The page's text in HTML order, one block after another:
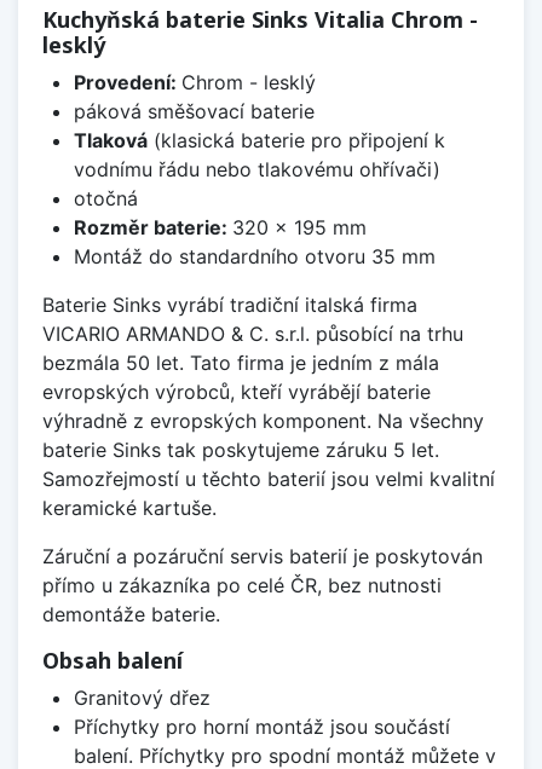
Kuchyňská baterie Sinks Vitalia Chrom -
lesklý
Provedení: Chrom - lesklý
páková směšovací baterie
Tlaková(klasická baterie pro připojení k
vodnímu řádu nebo tlakovému ohřívači)
otočná
Rozměr baterie: 320 x 195 mm
Montáž do standardního otvoru 35 mm
Baterie Sinks vyrábí tradiční italská firma
VICARIO ARMANDO & C. s.r.l. působící na trhu
bezmála 50 let. Tato firma je jedním z mála
evropských výrobců, kteří vyrábějí baterie
výhradně z evropských komponent. Na všechny
baterie Sinks tak poskytujeme záruku 5 let.
Samozřejmostí u těchto baterií jsou velmi kvalitní
keramické kartuše.
Záruční a pozáruční servis baterií je poskytován
přímo u zákazníka po celé ČR, bez nutnosti
demontáže baterie.
Obsah balení
Granitový dřez
Příchytky pro horní montáž jsou součástí
balení. Příchytky pro spodní montáž můžete v